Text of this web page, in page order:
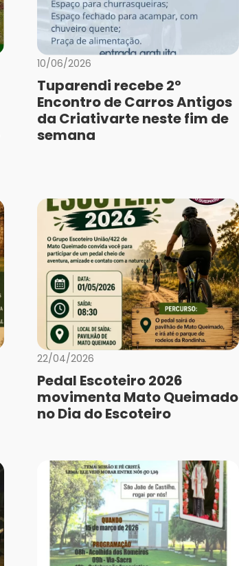
10/06/2026
Tuparendi recebe 2º
Encontro de Carros Antigos
da Criativarte neste fim de
semana
22/04/2026
Pedal Escoteiro 2026
movimenta Mato Queimado
no Dia do Escoteiro